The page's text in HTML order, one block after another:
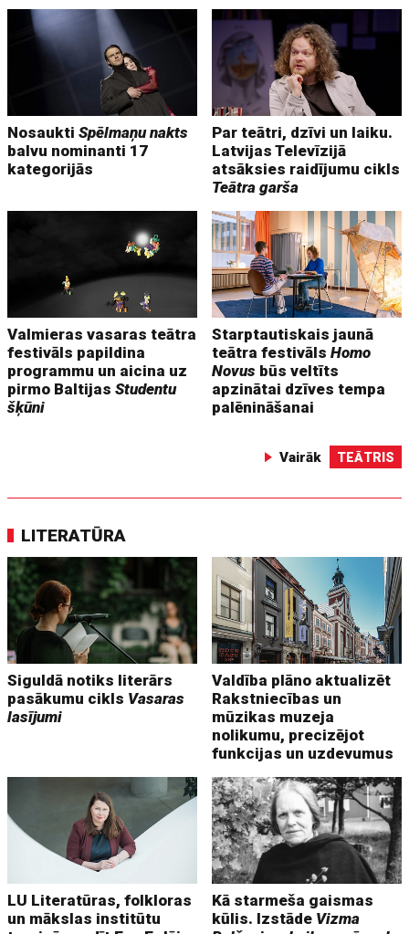
NosauktiSpēlmaņu nakts
balvu nominanti 17
kategorijās
Par teātri, dzīvi un laiku.
Latvijas Televīzijā
atsāksies raidījumu cikls
Teātra garša
Valmieras vasaras teātra
festivāls papildina
programmu un aicina uz
pirmo BaltijasStudentu
šķūni
Starptautiskais jaunā
teātra festivālsHomo
Novus būs veltīts
apzinātai dzīves tempa
palēnināšanai
Vairāk TEĀTRIS
LITERATŪRA
Siguldā notiks literārs
pasākumu cikls Vasaras
lasījumi
Valdība plāno aktualizēt
Rakstniecības un
mūzikas muzeja
nolikumu, precizējot
funkcijas un uzdevumus
LU Literatūras, folkloras
un mākslas institūtu
Kā starmeša gaismas
kūlis. Izstāde Vizma